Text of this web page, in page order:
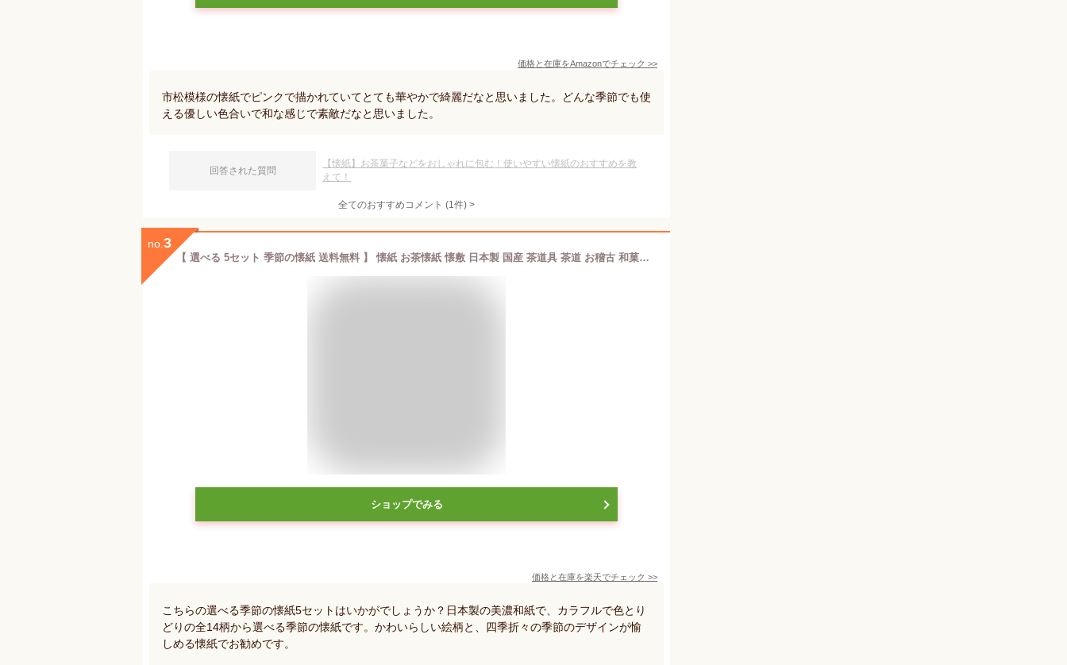
価格と在庫をAmazonでチェック >>
市松模様の懐紙でピンクで描かれていてとても華やかで綺麗だなと思いました。どんな季節でも使
える優しい色合いで和な感じで素敵だなと思いました。
回答された質問
【懐紙】お茶菓子などをおしゃれに包む！使いやすい懐紙のおすすめを教
えて！
全てのおすすめコメント (1件) >
no. 3
【 選べる 5セット 季節の懐紙 送料無料 】 懐紙 お茶懐紙 懐敷 日本製 国産 茶道具 茶道 お稽古 和菓子 お茶菓子 お茶請け おもてなし モダン かわいい 美濃和紙
ショップでみる
価格と在庫を楽天でチェック >>
こちらの選べる季節の懐紙5セットはいかがでしょうか？日本製の美濃和紙で、カラフルで色とり
どりの全14柄から選べる季節の懐紙です。かわいらしい絵柄と、四季折々の季節のデザインが愉
しめる懐紙でお勧めです。